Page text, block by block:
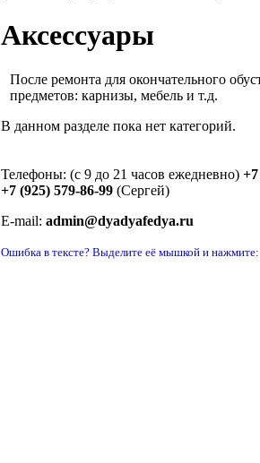
Аксессуары
После ремонта для окончательного
предметов: карнизы, мебель и т.д.
В данном разделе пока нет категорий.
Телефоны: (с 9 до 21 часов ежедневно)
+7 (925) 579-86-99 (Сергей)
E-mail: admin@dyadyafedya.ru
Ошибка в тексте? Выделите её мышкой и